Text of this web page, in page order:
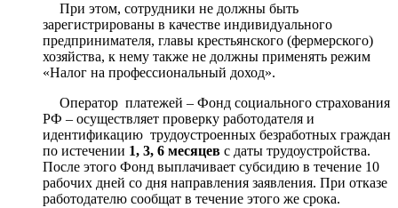
При этом, сотрудники не должны быть
зарегистрированы в качестве индивидуального
предпринимателя, главы крестьянского (фермерского)
хозяйства, к нему также не должны применять режим
«Налог на профессиональный доход».
Оператор платежей – Фонд социального страхования
РФ – осуществляет проверку работодателя и
идентификацию трудоустроенных безработных граждан
по истечении 1, 3, 6 месяцев с даты трудоустройства.
После этого Фонд выплачивает субсидию в течение 10
рабочих дней со дня направления заявления. При отказе
работодателю сообщат в течение этого же срока.